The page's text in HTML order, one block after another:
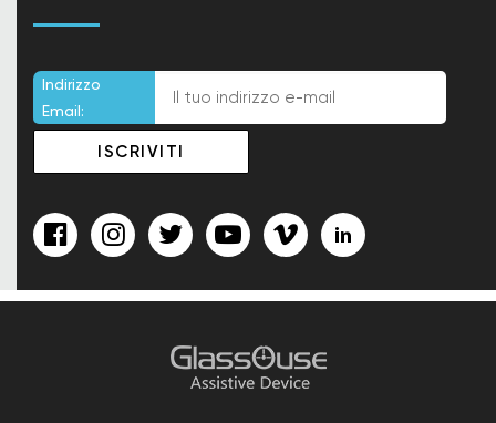
Indirizzo
Email: